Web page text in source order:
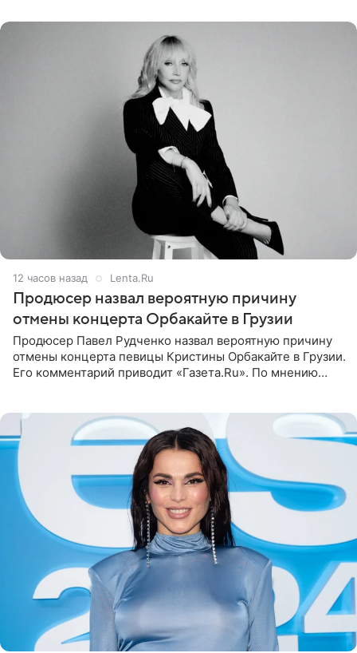
12 часов назад Lenta.Ru
Продюсер назвал вероятную причину
отмены концерта Орбакайте в Грузии
Продюсер Павел Рудченко назвал вероятную причину
отмены концерта певицы Кристины Орбакайте в Грузии.
Его комментарий приводит «Газета.Ru». По мнению